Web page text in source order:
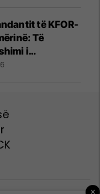
të KFOR-
Të
i